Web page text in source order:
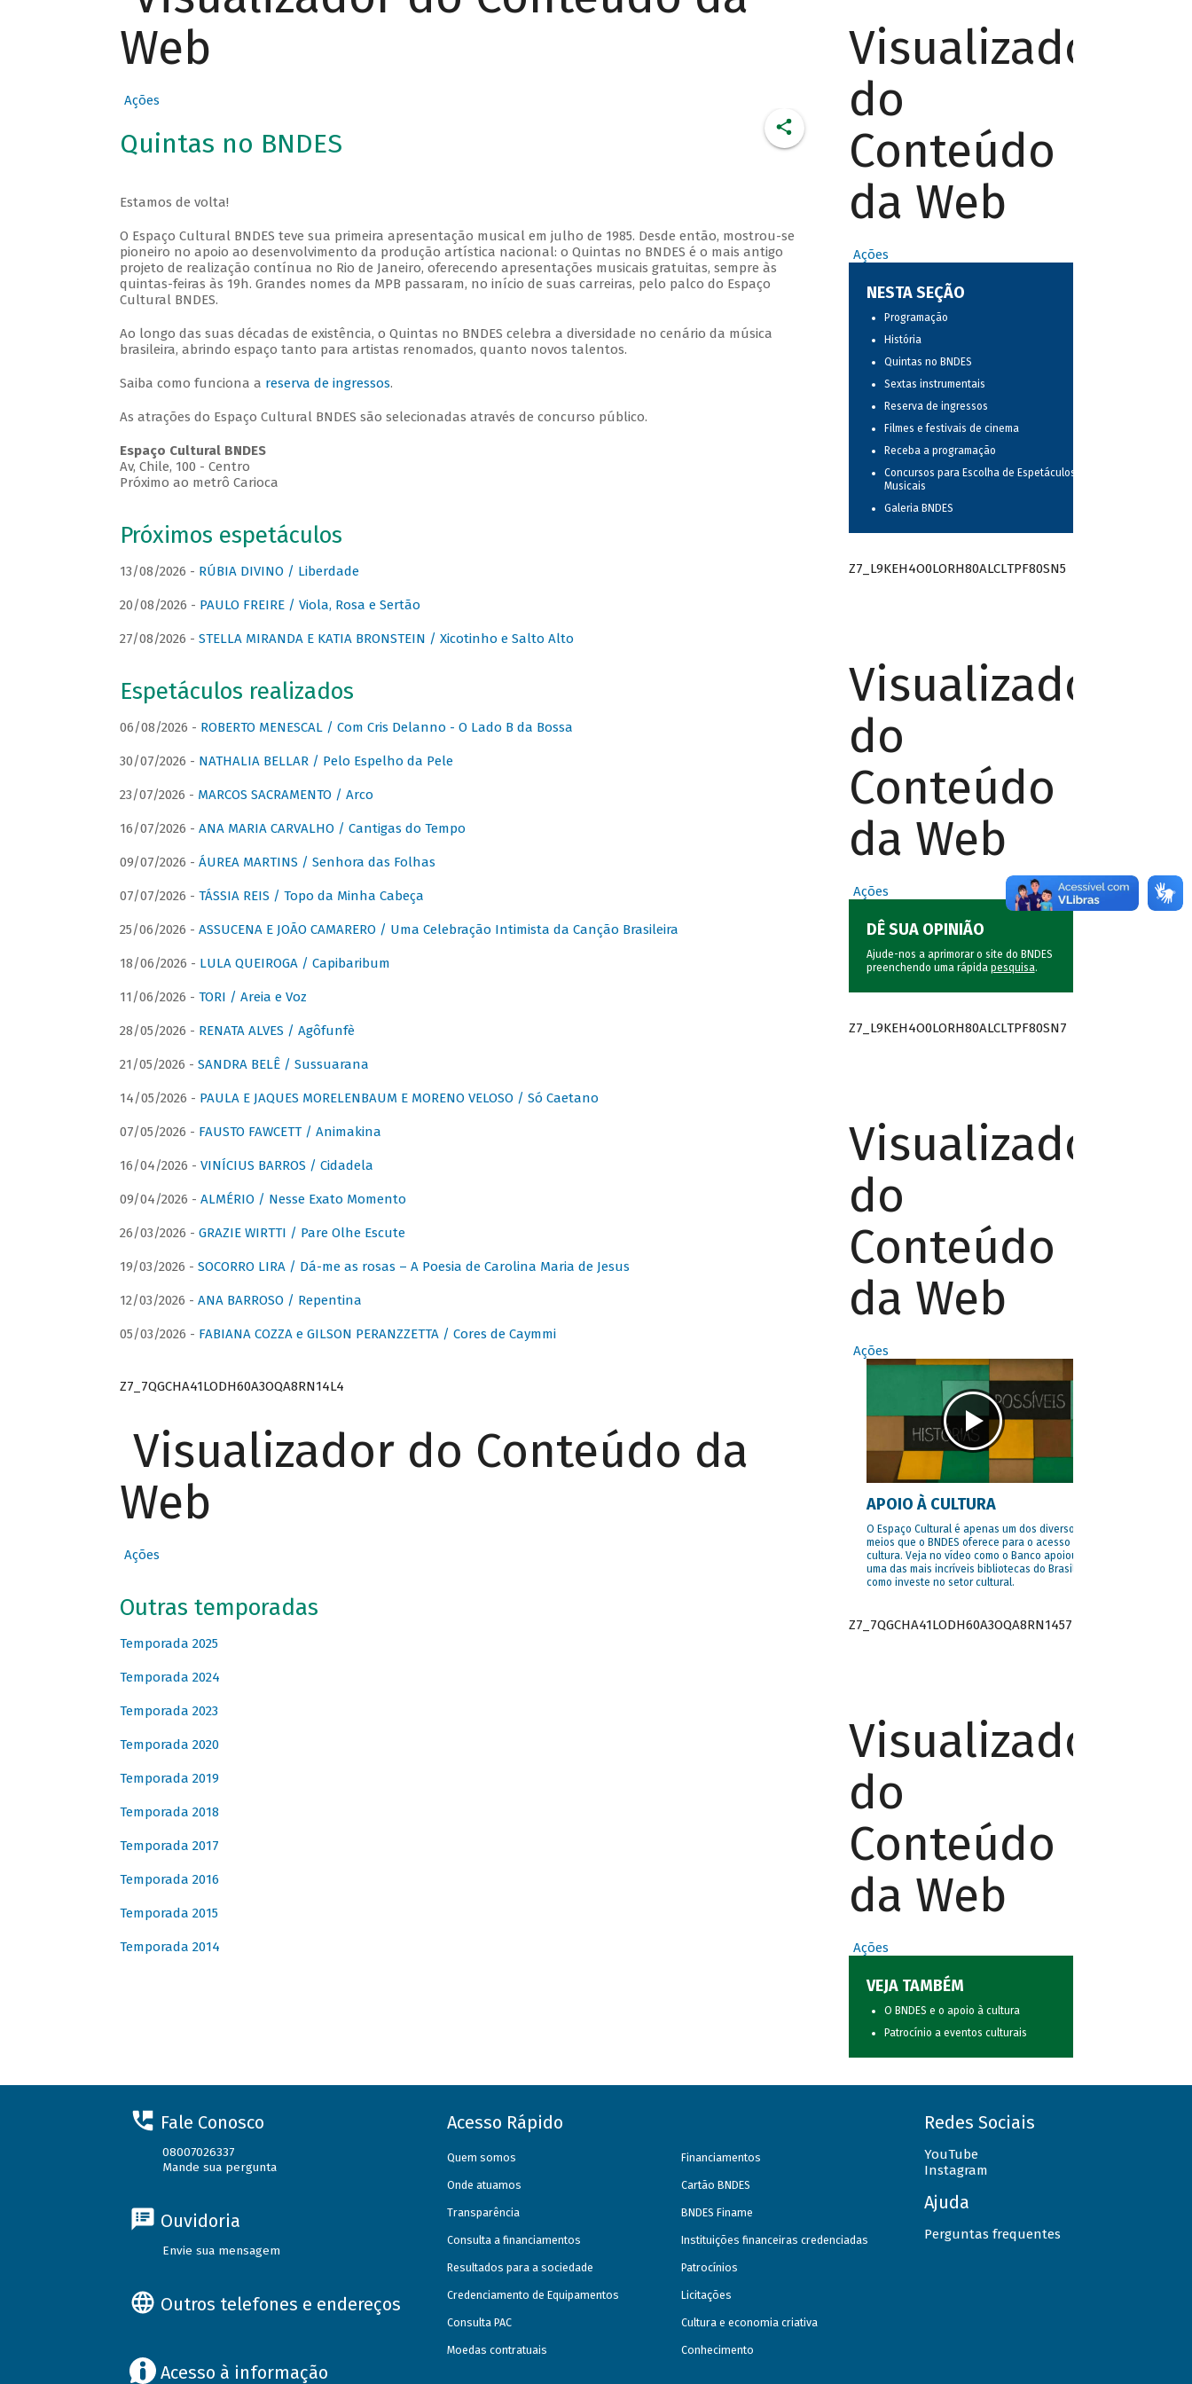
Web
Ações
Quintas no BNDES
Estamos de volta!
O Espaço Cultural BNDES teve sua primeira apresentação musical em julho de 1985. Desde então, mostrou-se
pioneiro no apoio ao desenvolvimento da produção artística nacional: o Quintas no BNDES é o mais antigo
projeto de realização contínua no Rio de Janeiro, oferecendo apresentações musicais gratuitas, sempre às
quintas-feiras às 19h. Grandes nomes da MPB passaram, no início de suas carreiras, pelo palco do Espaço
Cultural BNDES.
Ao longo das suas décadas de existência, o Quintas no BNDES celebra a diversidade no cenário da música
brasileira, abrindo espaço tanto para artistas renomados, quanto novos talentos.
Saiba como funciona a reserva de ingressos.
As atrações do Espaço Cultural BNDES são selecionadas através de concurso público.
Espaço Cultural BNDES
Av, Chile, 100 - Centro
Próximo ao metrô Carioca
Próximos espetáculos
13/08/2026 - RÚBIA DIVINO / Liberdade
20/08/2026 - PAULO FREIRE / Viola, Rosa e Sertão
27/08/2026 - STELLA MIRANDA E KATIA BRONSTEIN / Xicotinho e Salto Alto
Espetáculos realizados
06/08/2026 - ROBERTO MENESCAL / Com Cris Delanno - O Lado B da Bossa
30/07/2026 - NATHALIA BELLAR / Pelo Espelho da Pele
23/07/2026 - MARCOS SACRAMENTO / Arco
16/07/2026 - ANA MARIA CARVALHO / Cantigas do Tempo
09/07/2026 - ÁUREA MARTINS / Senhora das Folhas
07/07/2026 - TÁSSIA REIS / Topo da Minha Cabeça
25/06/2026 - ASSUCENA E JOÃO CAMARERO / Uma Celebração Intimista da Canção Brasileira
18/06/2026 - LULA QUEIROGA / Capibaribum
11/06/2026 - TORI / Areia e Voz
28/05/2026 - RENATA ALVES / Agôfunfè
21/05/2026 - SANDRA BELÊ / Sussuarana
14/05/2026 - PAULA E JAQUES MORELENBAUM E MORENO VELOSO / Só Caetano
07/05/2026 - FAUSTO FAWCETT / Animakina
16/04/2026 - VINÍCIUS BARROS / Cidadela
09/04/2026 - ALMÉRIO / Nesse Exato Momento
26/03/2026 - GRAZIE WIRTTI / Pare Olhe Escute
19/03/2026 - SOCORRO LIRA / Dá-me as rosas – A Poesia de Carolina Maria de Jesus
12/03/2026 - ANA BARROSO / Repentina
05/03/2026 - FABIANA COZZA e GILSON PERANZZETTA / Cores de Caymmi
Z7_7QGCHA41LODH60A3OQA8RN14L4
Visualizador do Conteúdo da
Web
Ações
Outras temporadas
Temporada 2025
Temporada 2024
Temporada 2023
Temporada 2020
Temporada 2019
Temporada 2018
Temporada 2017
Temporada 2016
Temporada 2015
Temporada 2014
Visualizador
do
Conteúdo
da Web
Ações
NESTA SEÇÃO
Programação
História
Quintas no BNDES
Sextas instrumentais
Reserva de ingressos
Filmes e festivais de cinema
Receba a programação
Concursos para Escolha de Espetáculos
Musicais
Galeria BNDES
Z7_L9KEH4O0LORH80ALCLTPF80SN5
Visualizador
do
Conteúdo
da Web
Ações
DÊ SUA OPINIÃO
Ajude-nos a aprimorar o site do BNDES
preenchendo uma rápida pesquisa.
Z7_L9KEH4O0LORH80ALCLTPF80SN7
Visualizador
do
Conteúdo
da Web
Ações
APOIO À CULTURA
O Espaço Cultural é apenas um dos diversos
meios que o BNDES oferece para o acesso à
cultura. Veja no vídeo como o Banco apoiou
uma das mais incríveis bibliotecas do Brasil e
como investe no setor cultural.
Z7_7QGCHA41LODH60A3OQA8RN1457
Visualizador
do
Conteúdo
da Web
Ações
VEJA TAMBÉM
O BNDES e o apoio à cultura
Patrocínio a eventos culturais
Fale Conosco
08007026337
Mande sua pergunta
Ouvidoria
Envie sua mensagem
Outros telefones e endereços
Acesso à informação
Acesso Rápido
Quem somos
Onde atuamos
Transparência
Consulta a financiamentos
Resultados para a sociedade
Credenciamento de Equipamentos
Consulta PAC
Moedas contratuais
Financiamentos
Cartão BNDES
BNDES Finame
Instituições financeiras credenciadas
Patrocínios
Licitações
Cultura e economia criativa
Conhecimento
Redes Sociais
YouTube
Instagram
Ajuda
Perguntas frequentes